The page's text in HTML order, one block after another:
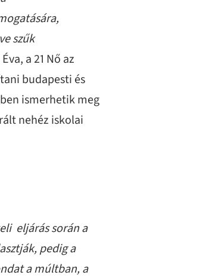
szűk
a 21 Nő az
budapesti és
ismerhetik meg
nehéz iskolai
eljárás során a
pedig a
a múltban, a